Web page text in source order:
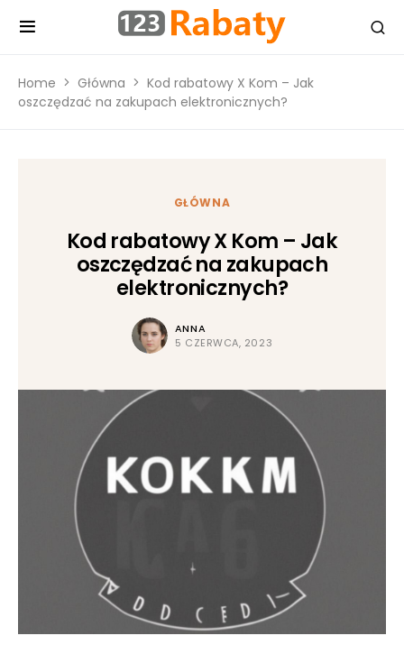
Home Główna
Kod rabatowy X Kom – Jak
oszczędzać na zakupach elektronicznych?
GŁÓWNA
Kod rabatowy X Kom – Jak
oszczędzać na zakupach
elektronicznych?
ANNA
5 CZERWCA, 2023